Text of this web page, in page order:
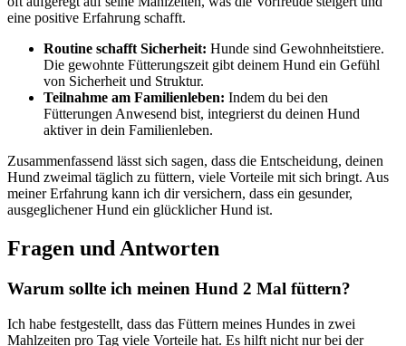
eine positive⁢ Erfahrung schafft.
Routine‍ schafft Sicherheit: Hunde sind⁣ Gewohnheitstiere.⁤
Die gewohnte Fütterungszeit gibt deinem⁢ Hund ⁢ein Gefühl
von Sicherheit ⁤und ‌Struktur.
Teilnahme‌ am Familienleben: Indem du bei den
Fütterungen Anwesend bist, integrierst du deinen ‌Hund
aktiver in⁢ dein Familienleben.
Zusammenfassend lässt ⁤sich⁢ sagen, dass ‍die Entscheidung, deinen
Hund zweimal täglich zu füttern, viele Vorteile mit sich bringt. Aus
meiner Erfahrung kann ich dir ⁢versichern, dass⁣ ein​ gesunder,
ausgeglichener⁢ Hund ein⁢ glücklicher Hund ist.
Fragen und Antworten
Warum ‍sollte ich meinen ⁣Hund 2 Mal füttern?
Ich habe festgestellt, dass das Füttern meines Hundes in zwei
Mahlzeiten pro Tag viele Vorteile hat. Es hilft⁣ nicht ⁤nur bei der